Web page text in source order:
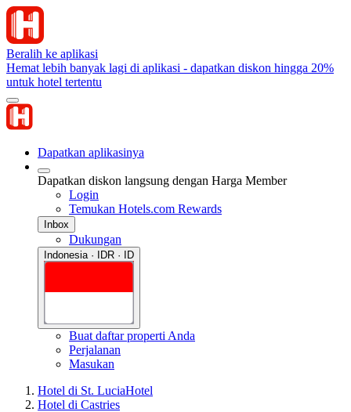
Beralih ke aplikasi
Hemat lebih banyak lagi di aplikasi - dapatkan diskon hingga 20%
untuk hotel tertentu
Dapatkan aplikasinya
Dapatkan diskon langsung dengan Harga Member
Login
Temukan Hotels.com Rewards
Inbox
Dukungan
Indonesia · IDR · ID
Buat daftar properti Anda
Perjalanan
Masukan
Hotel di St. LuciaHotel
Hotel di Castries